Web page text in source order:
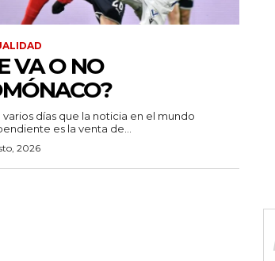
VA O NO
varios días que la noticia en el mundo
es la venta de...
2026